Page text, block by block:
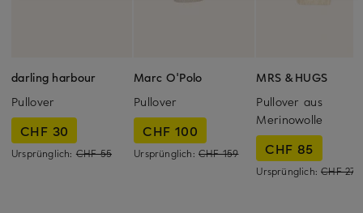
darling harbour
Pullover
CHF 30
Ursprünglich: CHF 55
Marc O'Polo
Pullover
CHF 100
Ursprünglich: CHF 159
MRS & HUGS
Pullover aus
Merinowolle
CHF 85
Ursprünglich:CHF 279